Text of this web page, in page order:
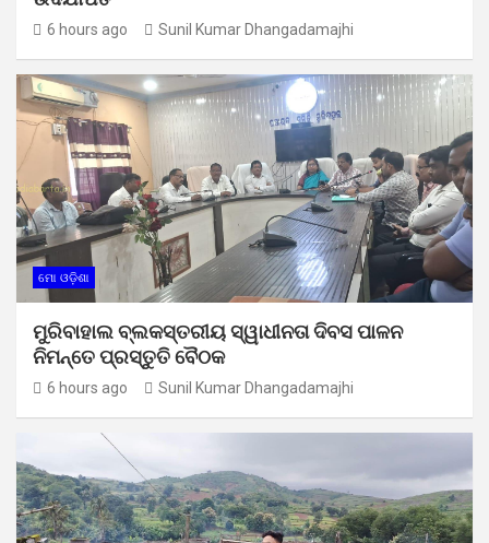
6 hours ago Sunil Kumar Dhangadamajhi
ମୋ ଓଡ଼ିଶା
ମୁରିବାହାଲ ବ୍ଲକସ୍ତରୀୟ ସ୍ୱାଧୀନତା ଦିବସ ପାଳନ
ନିମନ୍ତେ ପ୍ରସ୍ତୁତି ବୈଠକ
6 hours ago Sunil Kumar Dhangadamajhi